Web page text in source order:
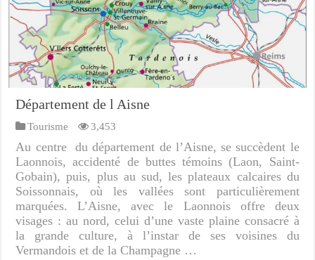
Département de l Aisne
Tourisme 3,453
Au centre du département de l’Aisne, se succèdent le
Laonnois, accidenté de buttes témoins (Laon, Saint-
Gobain), puis, plus au sud, les plateaux calcaires du
Soissonnais, où les vallées sont particulièrement
marquées. L’Aisne, avec le Laonnois offre deux
visages : au nord, celui d’une vaste plaine consacré à
la grande culture, à l’instar de ses voisines du
Vermandois et de la Champagne …